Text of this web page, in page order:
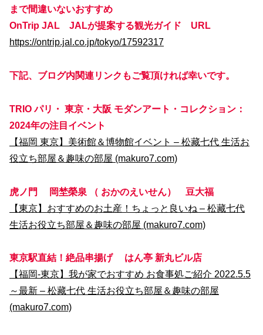
まで間違いないおすすめ
OnTrip JAL JALが提案する観光ガイド URL
https://ontrip.jal.co.jp/tokyo/17592317
下記、ブログ内関連リンクもご覧頂ければ幸いです。
TRIO パリ・ 東京・大阪 モダンアート・コレクション：
2024年の注目イベント
【福岡 東京】美術館＆博物館イベント – 松藏七代 生活お
役立ち部屋＆趣味の部屋 (makuro7.com)
虎ノ門 岡埜榮泉 （ おかのえいせん） 豆大福
【東京】おすすめのお土産！ちょっと良いね – 松藏七代
生活お役立ち部屋＆趣味の部屋 (makuro7.com)
東京駅直結！絶品串揚げ はん亭 新丸ビル店
【福岡-東京】我が家でおすすめ お食事処ご紹介 2022.5.5
～最新 – 松藏七代 生活お役立ち部屋＆趣味の部屋
(makuro7.com)